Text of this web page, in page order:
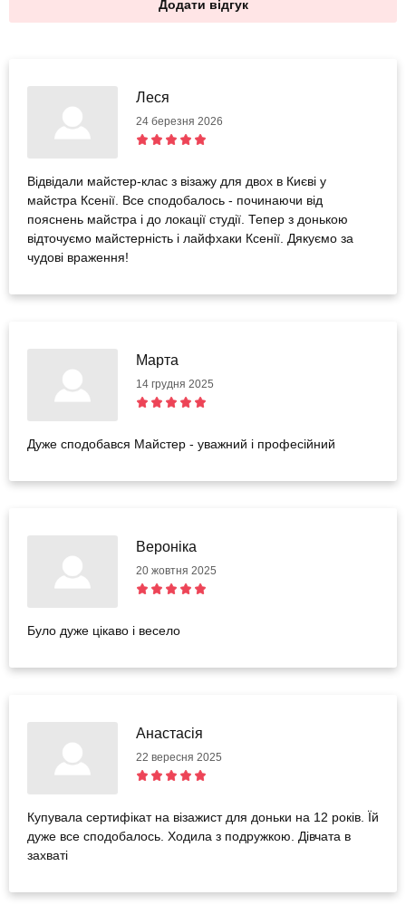
Додати відгук
Леся
24 березня 2026
Відвідали майстер-клас з візажу для двох в Києві у
майстра Ксенії. Все сподобалось - починаючи від
пояснень майстра і до локації студії. Тепер з донькою
відточуємо майстерність і лайфхаки Ксенії. Дякуємо за
чудові враження!
Марта
14 грудня 2025
Дуже сподобався Майстер - уважний і професійний
Вероніка
20 жовтня 2025
Було дуже цікаво і весело
Анастасія
22 вересня 2025
Купувала сертифікат на візажист для доньки на 12 років. Їй
дуже все сподобалось. Ходила з подружкою. Дівчата в
захваті